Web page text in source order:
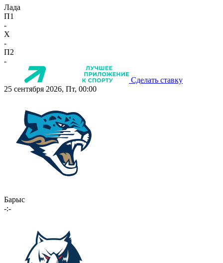
Лада
П1
-
X
-
П2
-
Сделать ставку
25 сентября 2026, Пт, 00:00
Барыс
-:-